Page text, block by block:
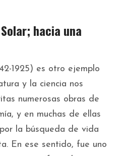
hacia una
1925) es otro ejemplo
y la ciencia nos
numerosas obras de
y en muchas de ellas
la búsqueda de vida
En ese sentido, fue uno